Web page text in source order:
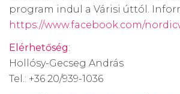
program indul a Várisi úttól.
https://www.facebook.com/
Elérhetőség:
Hollósy-Gecseg András
Tel.: +36 20/939-1036